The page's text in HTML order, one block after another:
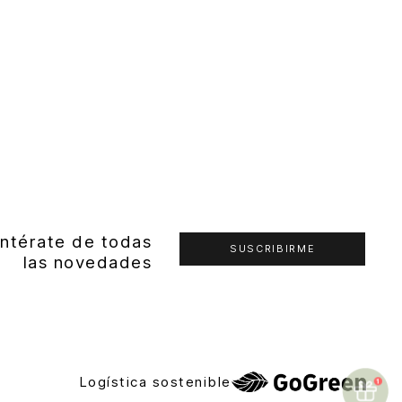
de todas
las novedades
SUSCRIBIRME
Logística sostenible